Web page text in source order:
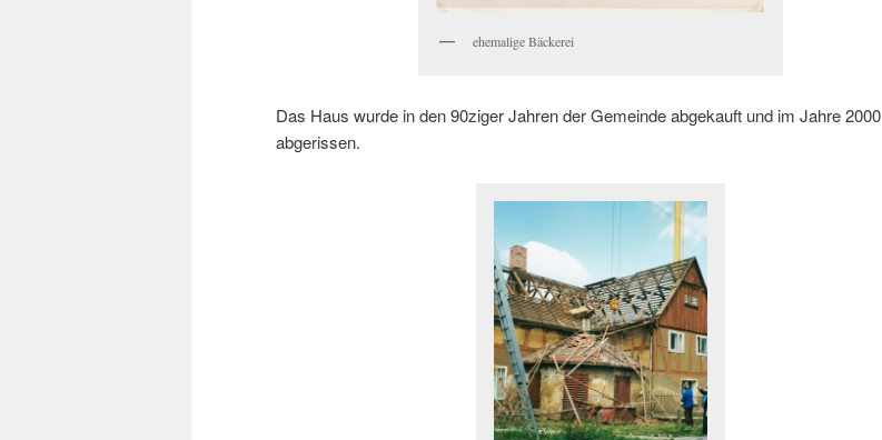
ehemalige Bäckerei
Das Haus wurde in den 90ziger Jahren der Gemeinde abgekauft und im Jahre 2000
abgerissen.